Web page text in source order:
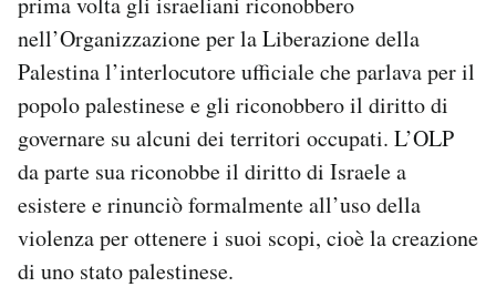
nell’Organizzazione per la Liberazione della
Palestina l’interlocutore ufficiale che parlava per il
popolo palestinese e gli riconobbero il diritto di
governare su alcuni dei territori occupati. L’OLP
da parte sua riconobbe il diritto di Israele a
esistere e rinunciò formalmente all’uso della
violenza per ottenere i suoi scopi, cioè la creazione
di uno stato palestinese.